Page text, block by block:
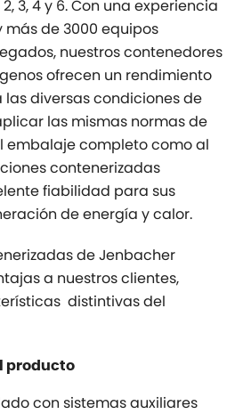
3, 4 y 6. Con una experiencia
de 3000 equipos
nuestros contenedores
ofrecen un rendimiento
diversas condiciones de
las mismas normas de
completo como al
contenerizadas
fiabilidad para sus
de energía y calor.
de Jenbacher
a nuestros clientes,
distintivas del
producto
con sistemas auxiliares